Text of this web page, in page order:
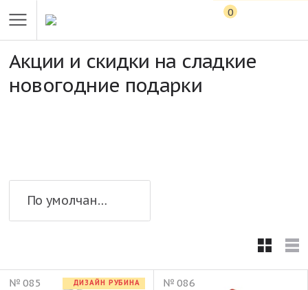
0
Акции и скидки на сладкие
новогодние подарки
По умолчанию
№ 085 ДИЗАЙН РУБИНА № 086